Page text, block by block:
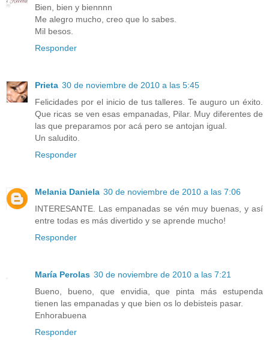
Bien, bien y biennnn
Me alegro mucho, creo que lo sabes.
Mil besos.
Responder
Prieta 30 de noviembre de 2010 a las 5:45
Felicidades por el inicio de tus talleres. Te auguro un éxito.
Que ricas se ven esas empanadas, Pilar. Muy diferentes de
las que preparamos por acá pero se antojan igual.
Un saludito.
Responder
Melania Daniela 30 de noviembre de 2010 a las 7:06
INTERESANTE. Las empanadas se vén muy buenas, y así
entre todas es más divertido y se aprende mucho!
Responder
María Perolas 30 de noviembre de 2010 a las 7:21
Bueno, bueno, que envidia, que pinta más estupenda
tienen las empanadas y que bien os lo debisteis pasar.
Enhorabuena
Responder